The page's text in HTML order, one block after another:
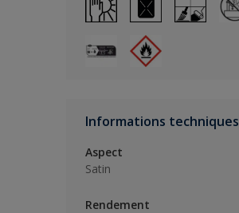
Informations techniques
Aspect
Satin
Rendement